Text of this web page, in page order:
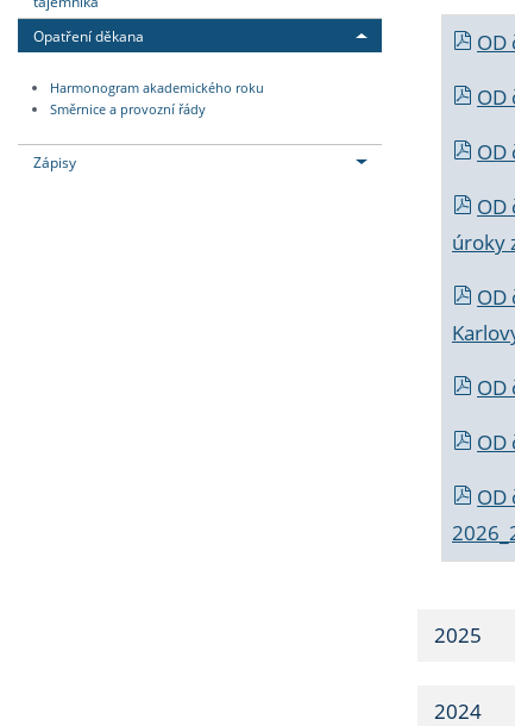
Opatření děkana
Harmonogram akademického roku
Směrnice a provozní řády
Zápisy
OD
OD
OD
OD
úroky
OD
OD
OD
OD
2025
2024